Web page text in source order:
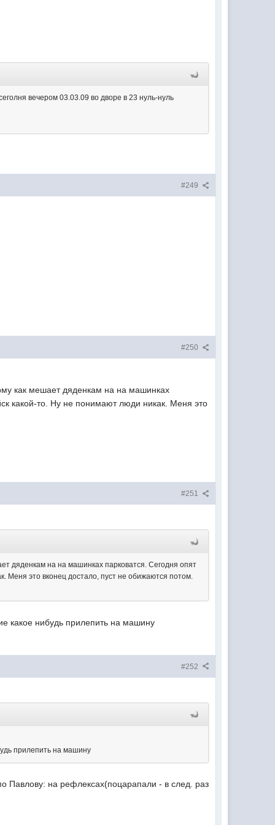
вечером 03.03.09 во дворе в 23 нуль-нуль
#249
#250
как мешает дяденкам на на машинках
какой-то. Ну не понимают люди никак. Меня это
#251
дяденкам на на машинках парковатся. Сегодня опят
Меня это вконец достало, пуст не обижаются потом.
какое нибудь прилепить на машину
#252
прилепить на машину
Павлову: на рефлексах(поцарапали - в след. раз